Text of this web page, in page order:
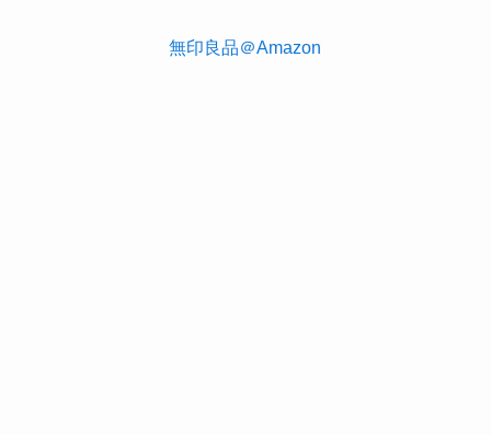
無印良品＠Amazon